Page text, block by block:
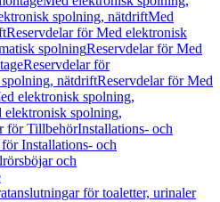
spolning, nätdriftMed
Reservdelar för Med elektronisk
spolningReservdelar för Med
Reservdelar för
nätdriftReservdelar för Med
elektronisk spolning,
elektronisk spolning,
för TillbehörInstallations- och
Installations- och
och
för toaletter, urinaler